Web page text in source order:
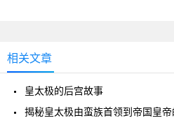
相关文章
皇太极的后宫故事
揭秘皇太极由蛮族首领到帝国皇